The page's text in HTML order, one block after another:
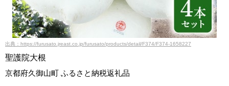
出典：https://furusato.jreast.co.jp/furusato/products/detail/F374/F374-1658227
聖護院大根
京都府久御山町 ふるさと納税返礼品